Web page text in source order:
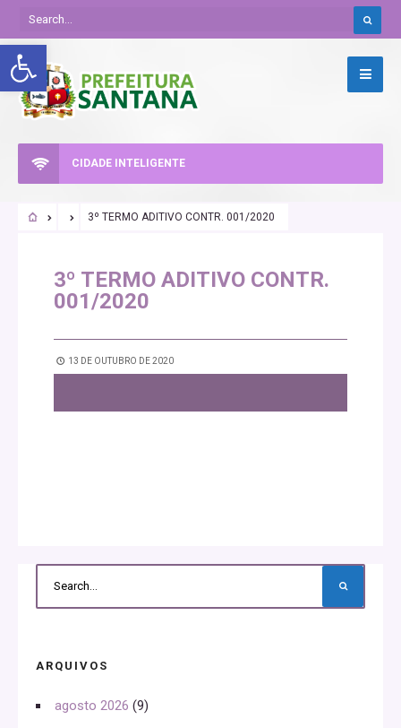
Abrir a barra de ferramentas
CIDADE INTELIGENTE
3º TERMO ADITIVO CONTR. 001/2020
3º TERMO ADITIVO CONTR.
001/2020
13 DE OUTUBRO DE 2020
ARQUIVOS
agosto 2026 (9)